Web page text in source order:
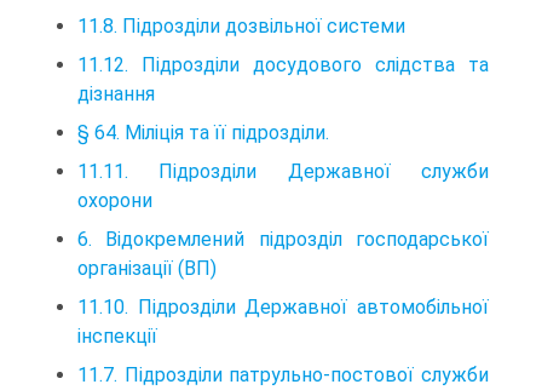
11.8. Підрозділи дозвільної системи
11.12. Підрозділи досудового слідства та
дізнання
§ 64. Міліція та її підрозділи.
11.11. Підрозділи Державної служби
охорони
6. Відокремлений підрозділ господарської
організації (ВП)
11.10. Підрозділи Державної автомобільної
інспекції
11.7. Підрозділи патрульно-постової служби